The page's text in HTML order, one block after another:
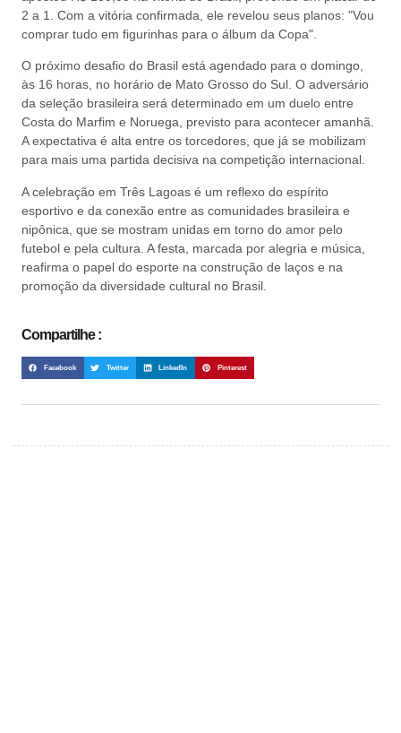
2 a 1. Com a vitória confirmada, ele revelou seus planos: "Vou
comprar tudo em figurinhas para o álbum da Copa".
O próximo desafio do Brasil está agendado para o domingo,
às 16 horas, no horário de Mato Grosso do Sul. O adversário
da seleção brasileira será determinado em um duelo entre
Costa do Marfim e Noruega, previsto para acontecer amanhã.
A expectativa é alta entre os torcedores, que já se mobilizam
para mais uma partida decisiva na competição internacional.
A celebração em Três Lagoas é um reflexo do espírito
esportivo e da conexão entre as comunidades brasileira e
nipônica, que se mostram unidas em torno do amor pelo
futebol e pela cultura. A festa, marcada por alegria e música,
reafirma o papel do esporte na construção de laços e na
promoção da diversidade cultural no Brasil.
Compartilhe :
Facebook Twitter LinkedIn Pinterest